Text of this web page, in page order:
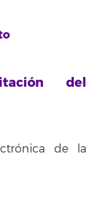
del
de la